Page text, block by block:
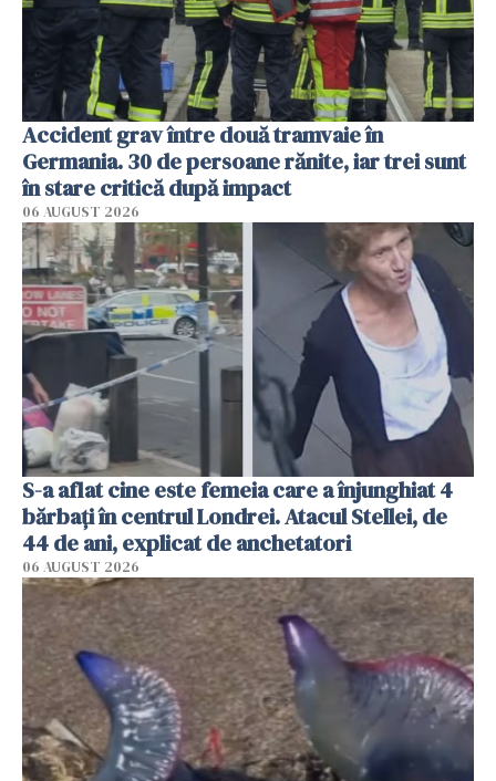
Accident grav între două tramvaie în
Germania. 30 de persoane rănite, iar trei sunt
în stare critică după impact
06 AUGUST 2026
S-a aflat cine este femeia care a înjunghiat 4
bărbați în centrul Londrei. Atacul Stellei, de
44 de ani, explicat de anchetatori
06 AUGUST 2026